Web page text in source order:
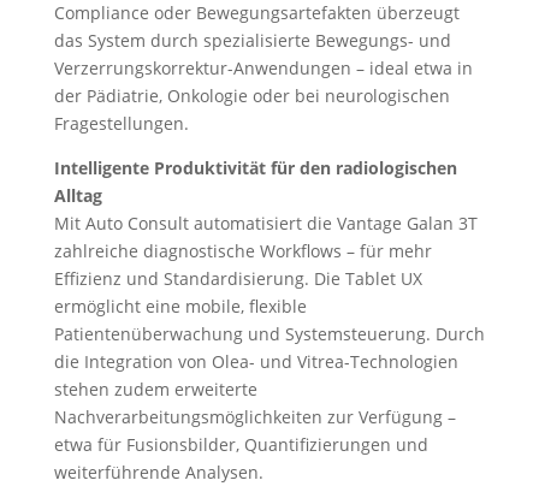
Compliance oder Bewegungsartefakten überzeugt
das System durch spezialisierte Bewegungs- und
Verzerrungskorrektur-Anwendungen – ideal etwa in
der Pädiatrie, Onkologie oder bei neurologischen
Fragestellungen.
Intelligente Produktivität für den radiologischen
Alltag
Mit Auto Consult automatisiert die Vantage Galan 3T
zahlreiche diagnostische Workflows – für mehr
Effizienz und Standardisierung. Die Tablet UX
ermöglicht eine mobile, flexible
Patientenüberwachung und Systemsteuerung. Durch
die Integration von Olea- und Vitrea-Technologien
stehen zudem erweiterte
Nachverarbeitungsmöglichkeiten zur Verfügung –
etwa für Fusionsbilder, Quantifizierungen und
weiterführende Analysen.